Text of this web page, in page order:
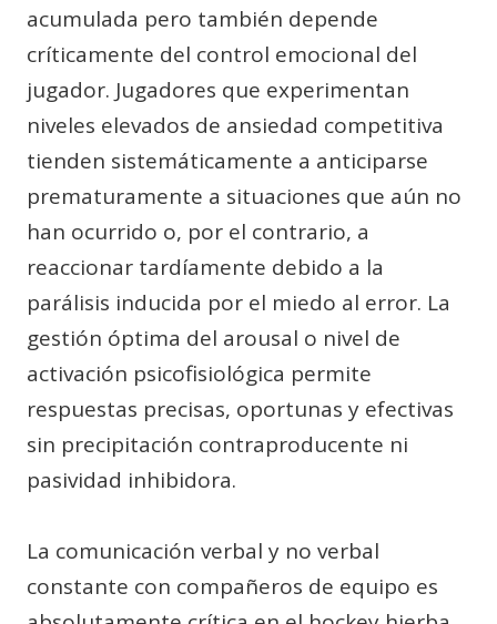
acumulada pero también depende
críticamente del control emocional del
jugador. Jugadores que experimentan
niveles elevados de ansiedad competitiva
tienden sistemáticamente a anticiparse
prematuramente a situaciones que aún no
han ocurrido o, por el contrario, a
reaccionar tardíamente debido a la
parálisis inducida por el miedo al error. La
gestión óptima del arousal o nivel de
activación psicofisiológica permite
respuestas precisas, oportunas y efectivas
sin precipitación contraproducente ni
pasividad inhibidora.
La comunicación verbal y no verbal
constante con compañeros de equipo es